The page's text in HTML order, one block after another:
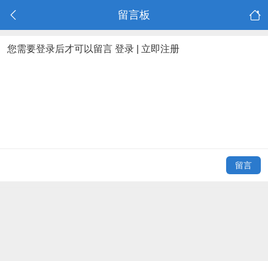
留言板
您需要登录后才可以留言 登录 立即注册
留言